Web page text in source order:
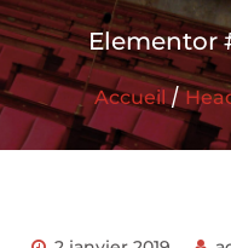
Elementor
Accueil/